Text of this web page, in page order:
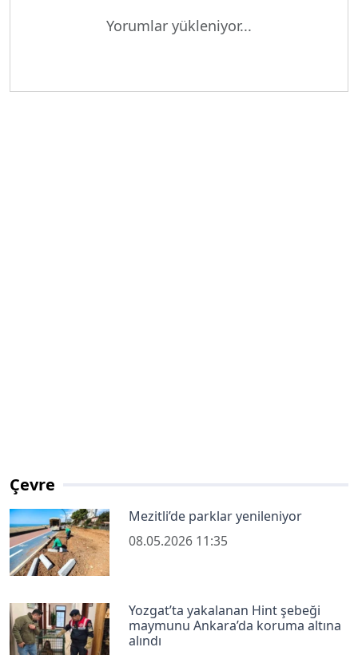
Yükleniyor...
Yorumlar yükleniyor...
Çevre
Mezitli’de parklar yenileniyor
08.05.2026 11:35
Yozgat’ta yakalanan Hint şebeği
maymunu Ankara’da koruma altına
alındı